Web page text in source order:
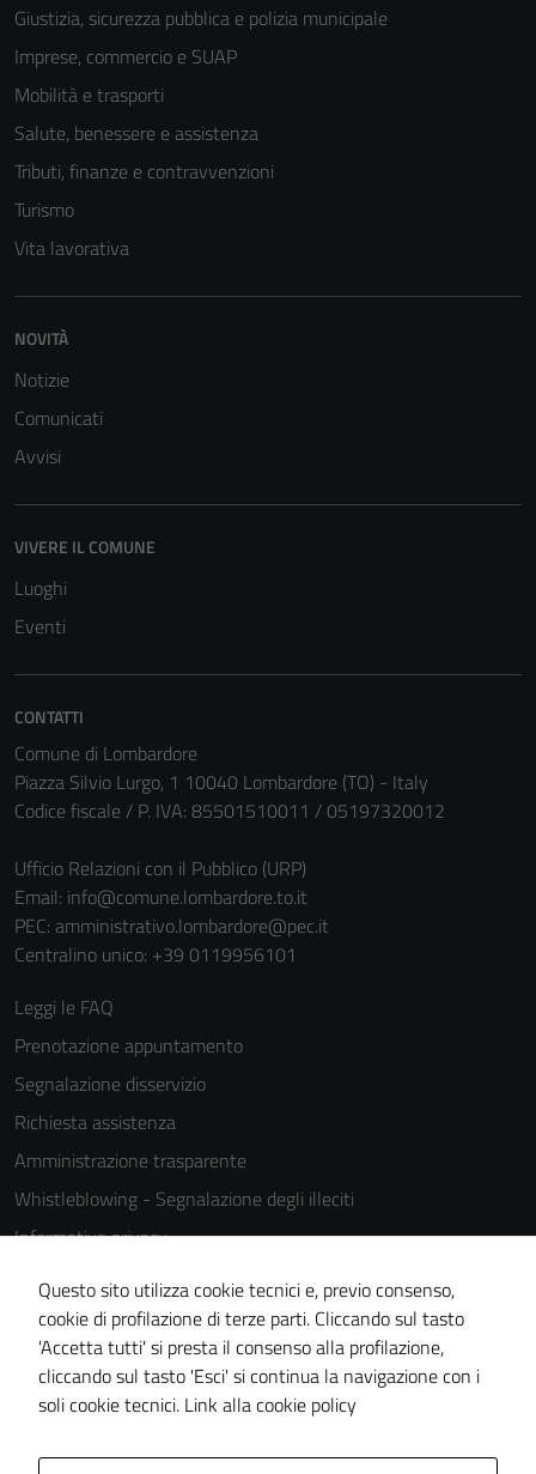
Giustizia, sicurezza pubblica e polizia municipale
Imprese, commercio e SUAP
Mobilità e trasporti
Salute, benessere e assistenza
Tributi, finanze e contravvenzioni
Turismo
Vita lavorativa
NOVITÀ
Notizie
Comunicati
Avvisi
VIVERE IL COMUNE
Luoghi
Eventi
CONTATTI
Comune di Lombardore
Piazza Silvio Lurgo, 1 10040 Lombardore (TO) - Italy
Codice fiscale / P. IVA: 85501510011 / 05197320012
Ufficio Relazioni con il Pubblico (URP)
Email: info@comune.lombardore.to.it
PEC: amministrativo.lombardore@pec.it
Centralino unico: +39 0119956101
Leggi le FAQ
Prenotazione appuntamento
Segnalazione disservizio
Richiesta assistenza
Amministrazione trasparente
Whistleblowing - Segnalazione degli illeciti
Informativa privacy
Cookie Policy
Note legali
Dichiarazione di accessibilità
Piano di miglioramento del sito
Questo sito utilizza cookie tecnici e, previo consenso,
cookie di profilazione di terze parti. Cliccando sul tasto
'Accetta tutti' si presta il consenso alla profilazione,
cliccando sul tasto 'Esci' si continua la navigazione con i
soli cookie tecnici. Link alla cookie policy
Tecnici
Questi cookie
funzionamento
del sito e non